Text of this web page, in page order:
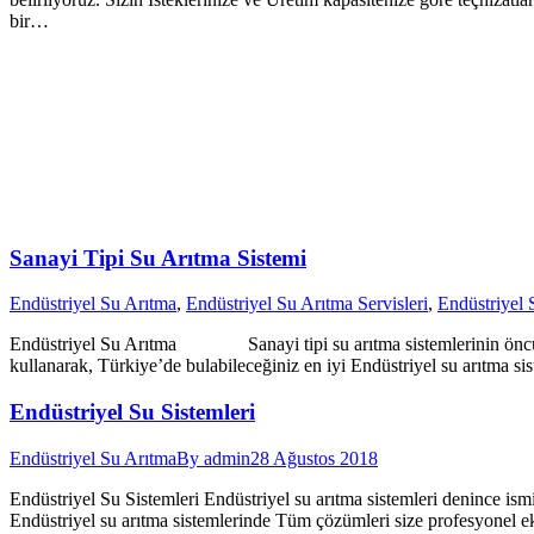
bir…
Sanayi Tipi Su Arıtma Sistemi
Endüstriyel Su Arıtma, Endüstriyel Su Arıtma Servisleri, Endüstriyel
Endüstriyel Su Arıtma Sanayi tipi su arıtma sistemlerinin öncü
kullanarak, Türkiye’de bulabileceğiniz en iyi Endüstriyel su arıtma
Endüstriyel Su Sistemleri
Endüstriyel Su ArıtmaBy admin28 Ağustos 2018
Endüstriyel Su Sistemleri Endüstriyel su arıtma sistemleri denince
Endüstriyel su arıtma sistemlerinde Tüm çözümleri size profesyonel